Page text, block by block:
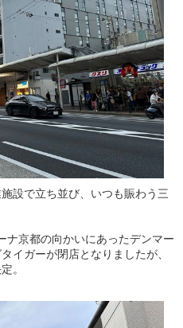
設で立ち並び、いつも賑わう三
ナ京都の向かいにあったデンマー
イガーが閉店となりましたが、
。